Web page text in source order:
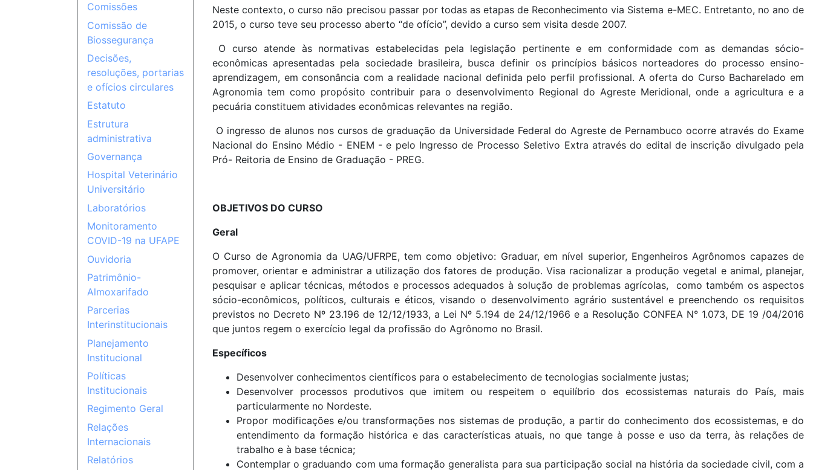
Neste contexto, o curso não precisou passar por todas as etapas de Reconhecimento via Sistema e-MEC. Entretanto, no ano de
2015, o curso teve seu processo aberto “de ofício”, devido a curso sem visita desde 2007.
O curso atende às normativas estabelecidas pela legislação pertinente e em conformidade com as demandas sócio-
econômicas apresentadas pela sociedade brasileira, busca definir os princípios básicos norteadores do processo ensino-
aprendizagem, em consonância com a realidade nacional definida pelo perfil profissional. A oferta do Curso Bacharelado em
Agronomia tem como propósito contribuir para o desenvolvimento Regional do Agreste Meridional, onde a agricultura e a
pecuária constituem atividades econômicas relevantes na região.
O ingresso de alunos nos cursos de graduação da Universidade Federal do Agreste de Pernambuco ocorre através do Exame
Nacional do Ensino Médio - ENEM - e pelo Ingresso de Processo Seletivo Extra através do edital de inscrição divulgado pela
Pró- Reitoria de Ensino de Graduação - PREG.
OBJETIVOS DO CURSO
Geral
O Curso de Agronomia da UAG/UFRPE, tem como objetivo: Graduar, em nível superior, Engenheiros Agrônomos capazes de
promover, orientar e administrar a utilização dos fatores de produção. Visa racionalizar a produção vegetal e animal, planejar,
pesquisar e aplicar técnicas, métodos e processos adequados à solução de problemas agrícolas, como também os aspectos
sócio-econômicos, políticos, culturais e éticos, visando o desenvolvimento agrário sustentável e preenchendo os requisitos
previstos no Decreto Nº 23.196 de 12/12/1933, a Lei Nº 5.194 de 24/12/1966 e a Resolução CONFEA N° 1.073, DE 19 /04/2016
que juntos regem o exercício legal da profissão do Agrônomo no Brasil.
Específicos
Desenvolver conhecimentos científicos para o estabelecimento de tecnologias socialmente justas;
Desenvolver processos produtivos que imitem ou respeitem o equilíbrio dos ecossistemas naturais do País, mais
particularmente no Nordeste.
Propor modificações e/ou transformações nos sistemas de produção, a partir do conhecimento dos ecossistemas, e do
entendimento da formação histórica e das características atuais, no que tange à posse e uso da terra, às relações de
trabalho e à base técnica;
Contemplar o graduando com uma formação generalista para sua participação social na história da sociedade civil, com a
Comissões
Comissão de
Biossegurança
Decisões,
resoluções, portarias
e ofícios circulares
Estatuto
Estrutura
administrativa
Governança
Hospital Veterinário
Universitário
Laboratórios
Monitoramento
COVID-19 na UFAPE
Ouvidoria
Patrimônio-
Almoxarifado
Parcerias
Interinstitucionais
Planejamento
Institucional
Políticas
Institucionais
Regimento Geral
Relações
Internacionais
Relatórios